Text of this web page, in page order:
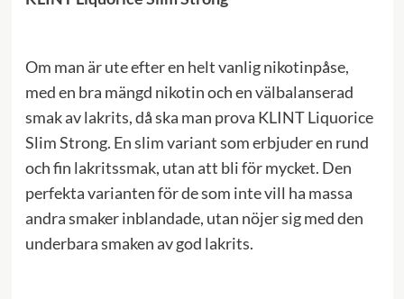
Om man är ute efter en helt vanlig nikotinpåse,
med en bra mängd nikotin och en välbalanserad
smak av lakrits, då ska man prova KLINT Liquorice
Slim Strong. En slim variant som erbjuder en rund
och fin lakritssmak, utan att bli för mycket. Den
perfekta varianten för de som inte vill ha massa
andra smaker inblandade, utan nöjer sig med den
underbara smaken av god lakrits.